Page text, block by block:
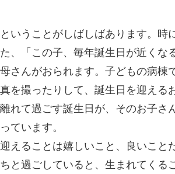
いうことがしばしばあります。時
、「この子、毎年誕生日が近くな
さんがおられます。子どもの病棟
を撮ったりして、誕生日を迎える
れて過ごす誕生日が、そのお子さ
ています。
えることは嬉しいこと、良いこと
と過ごしていると、生まれてくる